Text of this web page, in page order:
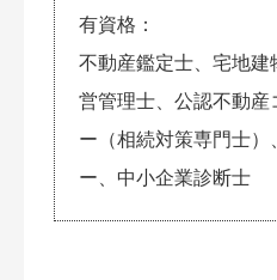
有資格
不動産鑑定士、宅地
営管理士、公認不動
ー（相続対策専門士
ー、中小企業診断士